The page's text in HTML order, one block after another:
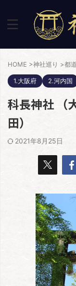
HOME >神社巡り >都
1.大阪府 2.河内国
科長神社 （
田）
2021年8月25日